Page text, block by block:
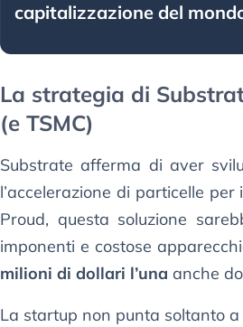
capitalizzazione del
La strategia di
(e TSMC)
Substrate afferma di aver
l’accelerazione di particelle
Proud, questa soluzione
imponenti e costose
milioni di dollari l’una anche
La startup non punta soltanto